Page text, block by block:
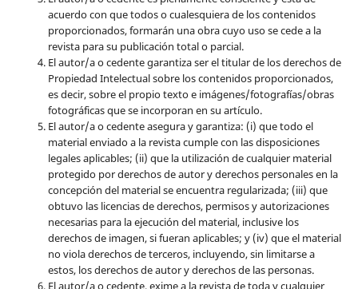
acuerdo con que todos o cualesquiera de los contenidos
proporcionados, formarán una obra cuyo uso se cede a la
revista para su publicación total o parcial.
El autor/a o cedente garantiza ser el titular de los derechos de
Propiedad Intelectual sobre los contenidos proporcionados,
es decir, sobre el propio texto e imágenes/fotografías/obras
fotográficas que se incorporan en su artículo.
El autor/a o cedente asegura y garantiza: (i) que todo el
material enviado a la revista cumple con las disposiciones
legales aplicables; (ii) que la utilización de cualquier material
protegido por derechos de autor y derechos personales en la
concepción del material se encuentra regularizada; (iii) que
obtuvo las licencias de derechos, permisos y autorizaciones
necesarias para la ejecución del material, inclusive los
derechos de imagen, si fueran aplicables; y (iv) que el material
no viola derechos de terceros, incluyendo, sin limitarse a
estos, los derechos de autor y derechos de las personas.
El autor/a o cedente, exime a la revista de toda y cualquier